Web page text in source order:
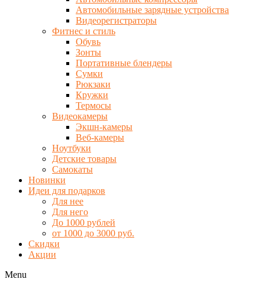
Автомобильные зарядные устройства
Видеорегистраторы
Фитнес и стиль
Обувь
Зонты
Портативные блендеры
Сумки
Рюкзаки
Кружки
Термосы
Видеокамеры
Экшн-камеры
Веб-камеры
Ноутбуки
Детские товары
Самокаты
Новинки
Идеи для подарков
Для нее
Для него
До 1000 рублей
от 1000 до 3000 руб.
Скидки
Акции
Menu